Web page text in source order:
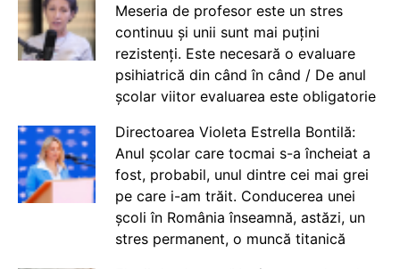
Meseria de profesor este un stres
continuu și unii sunt mai puțini
rezistenți. Este necesară o evaluare
psihiatrică din când în când / De anul
școlar viitor evaluarea este obligatorie
Directoarea Violeta Estrella Bontilă:
Anul școlar care tocmai s-a încheiat a
fost, probabil, unul dintre cei mai grei
pe care i-am trăit. Conducerea unei
școli în România înseamnă, astăzi, un
stres permanent, o muncă titanică